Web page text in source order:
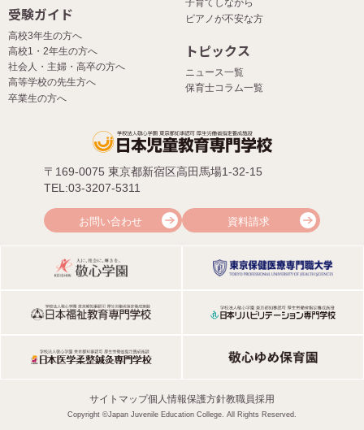
子育てしながら
ピアノが不安な方
受験ガイド
高校3年生の方へ
高校1・2年生の方へ
社会人・主婦・高卒の方へ
高等学校の先生方へ
卒業生の方へ
トピックス
ニュース一覧
保育士コラム一覧
〒169-0075 東京都新宿区高田馬場1-32-15
TEL:03-3207-5311
お問い合わせ 資料請求
サイトマップ個人情報保護方針教職員採用
Copyright ©Japan Juvenile Education College. All Rights Reserved.